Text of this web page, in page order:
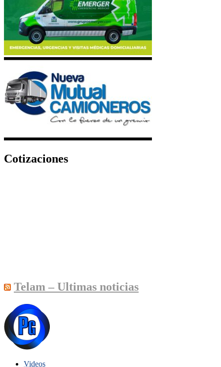
Cotizaciones
Telam – Ultimas noticias
Videos